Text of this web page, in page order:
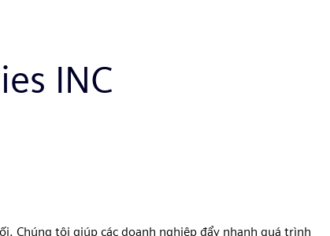
INC
Chúng tôi giúp các doanh nghiệp đẩy nhanh quá trình